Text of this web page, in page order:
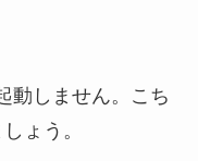
動しません。こち
ょう。